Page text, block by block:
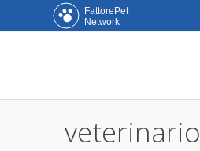
veterinario
FattorePet
Network